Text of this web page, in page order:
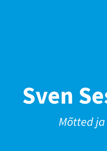
Sven
Mõtted